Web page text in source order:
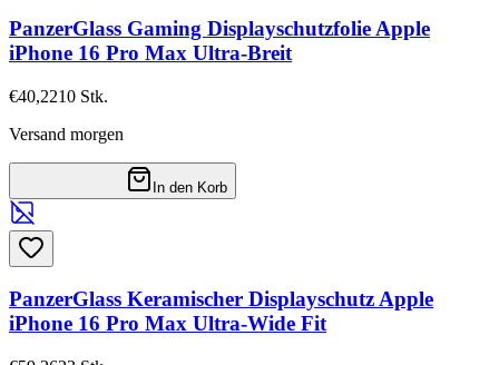
PanzerGlass Gaming Displayschutzfolie Apple
iPhone 16 Pro Max Ultra-Breit
€40,2210 Stk.
Versand morgen
In den Korb
PanzerGlass Keramischer Displayschutz Apple
iPhone 16 Pro Max Ultra-Wide Fit